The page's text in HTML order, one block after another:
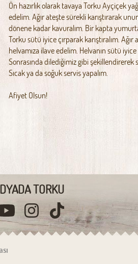
Ön hazırlık olarak tavaya Torku Ayçiçek
edelim. Ağır ateşte sürekli karıştırarak
dönene kadar kavuralım. Bir kapta
Torku sütü iyice çırparak karıştıralım. Ağır
helvamıza ilave edelim. Helvanın sütü
Sonrasında dilediğimiz gibi şekillendirerek
Sıcak ya da soğuk servis yapalım.
Afiyet Olsun!
TORKU